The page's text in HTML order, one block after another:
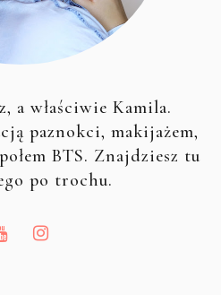
a właściwie Kamila.
paznokci, makijażem,
BTS. Znajdziesz tu
po trochu.